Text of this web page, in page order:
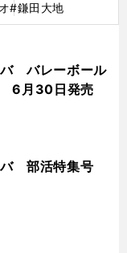
#鎌田大地
バ バレーボール
6月30日発売
バ 部活特集号